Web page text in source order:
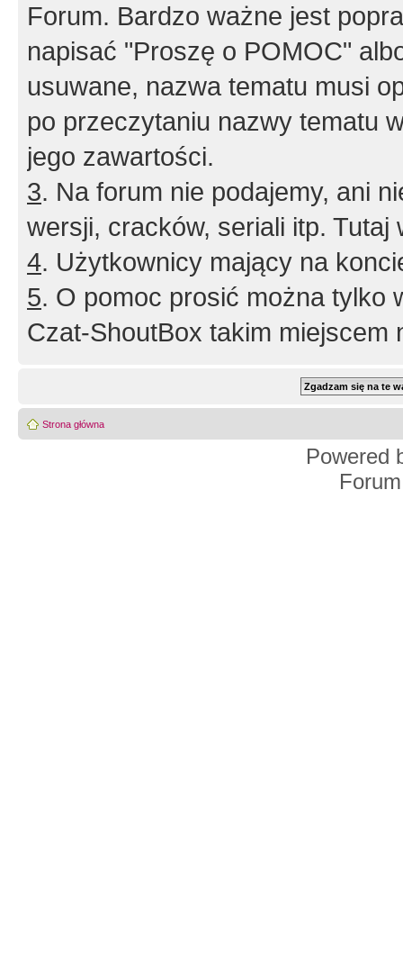
Forum. Bardzo ważne jest
napisać "Proszę o POMOC"
usuwane, nazwa tematu musi
po przeczytaniu nazwy tematu
jego zawartości.
3. Na forum nie podajemy, ani
wersji, cracków, seriali itp. Tutaj
4. Użytkownicy mający na
5. O pomoc prosić można tylko
Czat-ShoutBox takim miejscem
Strona główna
Powered